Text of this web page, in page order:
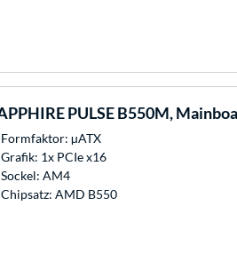
PULSE B550M,
Formfaktor: µATX
Grafik: 1x PCIe x16
Sockel: AM4
Chipsatz: AMD B550